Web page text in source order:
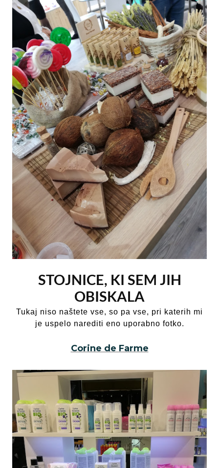
STOJNICE, KI SEM JIH
OBISKALA
Tukaj niso naštete vse, so pa vse, pri katerih mi
je uspelo narediti eno uporabno fotko.
Corine de Farme